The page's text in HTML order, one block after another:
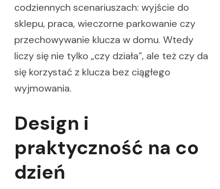
codziennych scenariuszach: wyjście do
sklepu, praca, wieczorne parkowanie czy
przechowywanie klucza w domu. Wtedy
liczy się nie tylko „czy działa”, ale też czy da
się korzystać z klucza bez ciągłego
wyjmowania.
Design i
praktyczność na co
dzień